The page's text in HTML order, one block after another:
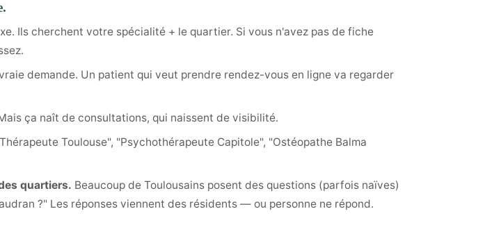
Ils cherchent votre spécialité + le quartier. Si vous n'avez pas de fiche
demande. Un patient qui veut prendre rendez-vous en ligne va regarder
ça naît de consultations, qui naissent de visibilité.
Toulouse", "Psychothérapeute Capitole", "Ostéopathe Balma
quartiers. Beaucoup de Toulousains posent des questions (parfois naïves)
?" Les réponses viennent des résidents — ou personne ne répond.